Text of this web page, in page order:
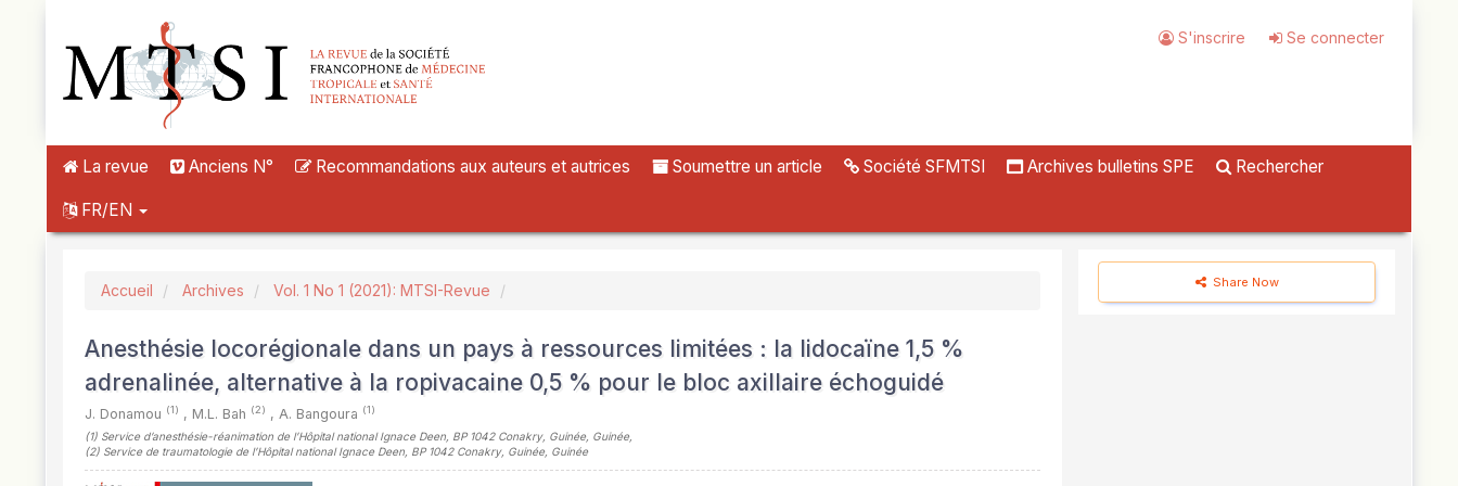
##plugins.themes.novelty.accessible_menu.main_navigation##
##plugins.themes.novelty.accessible_menu.main_content##
##plugins.themes.novelty.accessible_menu.sidebar##
S'inscrire Se connecter
La revue Anciens N° Recommandations aux auteurs et autrices Soumettre un article Société SFMTSI Archives bulletins SPE Rechercher
FR/EN
Accueil Archives Vol. 1 No 1 (2021): MTSI-Revue
Anesthésie locorégionale dans un pays à ressources limitées : la lidocaïne 1,5 %
adrenalinée, alternative à la ropivacaine 0,5 % pour le bloc axillaire échoguidé
J. Donamou (1) , M.L. Bah (2) , A. Bangoura (1)
(1) Service d’anesthésie-réanimation de l’Hôpital national Ignace Deen, BP 1042 Conakry, Guinée, Guinée,
(2) Service de traumatologie de l’Hôpital national Ignace Deen, BP 1042 Conakry, Guinée, Guinée
Share Now